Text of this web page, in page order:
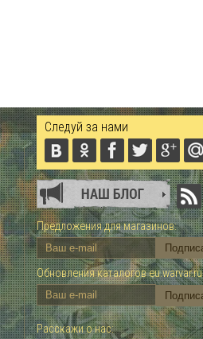
Следуй за нами
Предложения для магазинов:
Обновления каталогов eu.warvar.ru
Расскажи о нас: